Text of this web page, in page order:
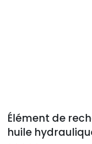
Élément de
huile